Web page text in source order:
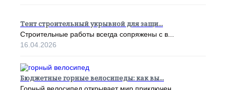
Тент строительный укрывной для защи...
Строительные работы всегда сопряжены с в...
16.04.2026
Бюджетные горные велосипеды: как вы...